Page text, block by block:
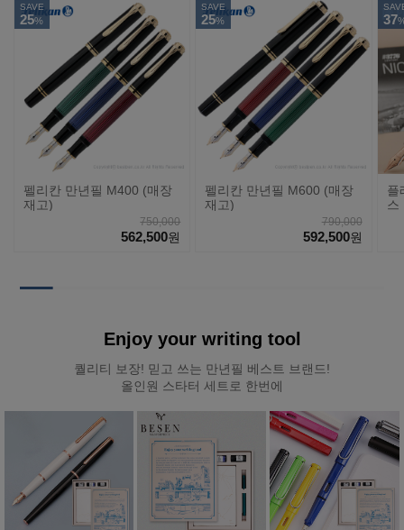
SAVE
25%
펠리칸 만년필 M400 (매장
재고)
750,000
562,500원
SAVE
25%
펠리칸 만년필 M600 (매장
재고)
790,000
592,500원
37
플
스
Enjoy your writing tool
퀄리티 보장! 믿고 쓰는 만년필 베스트 브랜드!
올인원 스타터 세트로 한번에